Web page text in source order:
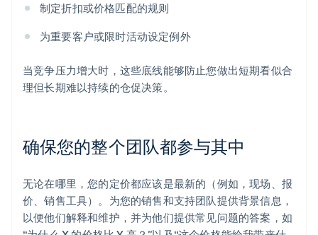
制定折扣或价格匹配的规则
为重要客户或限时活动设定例外
当竞争压力增大时，这些底线能够防止您做出短期看似合
理但长期难以持续的仓促决策。
确保您的整个团队都参与其中
无论在哪里，您的定价都应该是最新的（例如，现场、报
价、销售工具）。为您的销售和支持团队提供背景信息，
以便他们解释和维护，并为他们提供常见问题的答案，如